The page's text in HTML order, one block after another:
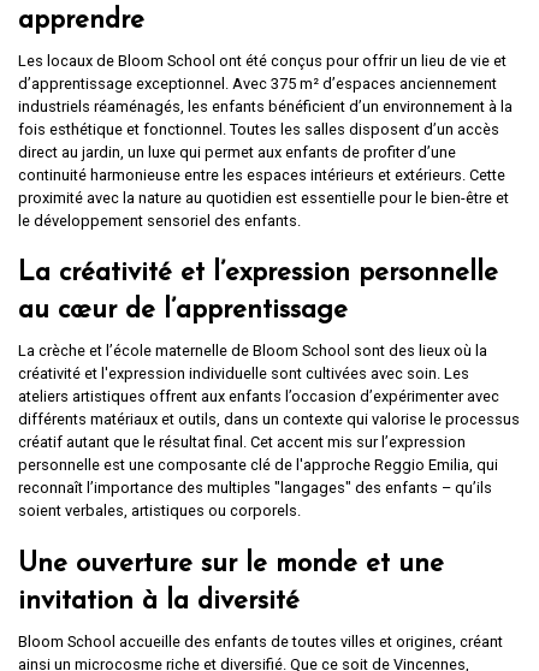
apprendre
Les locaux de Bloom School ont été conçus pour offrir un lieu de vie et
d’apprentissage exceptionnel. Avec 375 m² d’espaces anciennement
industriels réaménagés, les enfants bénéficient d’un environnement à la
fois esthétique et fonctionnel. Toutes les salles disposent d’un accès
direct au jardin, un luxe qui permet aux enfants de profiter d’une
continuité harmonieuse entre les espaces intérieurs et extérieurs. Cette
proximité avec la nature au quotidien est essentielle pour le bien-être et
le développement sensoriel des enfants.
La créativité et l’expression personnelle
au cœur de l’apprentissage
La crèche et l’école maternelle de Bloom School sont des lieux où la
créativité et l'expression individuelle sont cultivées avec soin. Les
ateliers artistiques offrent aux enfants l’occasion d’expérimenter avec
différents matériaux et outils, dans un contexte qui valorise le processus
créatif autant que le résultat final. Cet accent mis sur l’expression
personnelle est une composante clé de l'approche Reggio Emilia, qui
reconnaît l’importance des multiples "langages" des enfants – qu’ils
soient verbales, artistiques ou corporels.
Une ouverture sur le monde et une
invitation à la diversité
Bloom School accueille des enfants de toutes villes et origines, créant
ainsi un microcosme riche et diversifié. Que ce soit de Vincennes,